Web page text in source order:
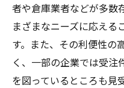
者や倉庫業者などが多数
まざまなニーズに応える
す。また、その利便性の
く、一部の企業では受注
を図っているところも見